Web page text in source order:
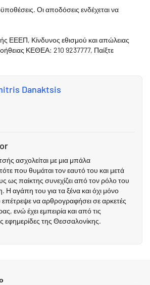
Οι αποδόσεις ενδέχεται να
ΕΕΕΠ, Κίνδυνος εθισμού και απώλειας
ΚΕΘΕΑ: 210 9237777, Παίξτε
Danaktsis
ασχολείται με μια μπάλα
που θυμάται τον εαυτό του και μετά
ως παίκτης συνεχίζει από τον ρόλο του
Η αγάπη του για τα ξένα και όχι μόνο
να αρθρογραφήσει σε αρκετές
ενώ έχει εμπειρία και από τις
εφημερίδες της Θεσσαλονίκης.